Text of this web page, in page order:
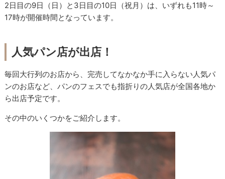
2日目の9日（日）と3日目の10日（祝月）は、いずれも11時～
17時が開催時間となっています。
人気パン店が出店！
毎回大行列のお店から、完売してなかなか手に入らない人気パ
ンのお店など、パンのフェスでも指折りの人気店が全国各地か
ら出店予定です。
その中のいくつかをご紹介します。